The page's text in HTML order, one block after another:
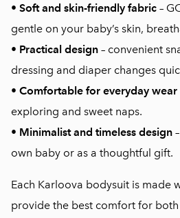
• Soft and skin-friendly fabric –
gentle on your baby’s skin,
• Practical design – convenient
dressing and diaper changes
• Comfortable for everyday wear
exploring and sweet naps.
• Minimalist and timeless design
own baby or as a thoughtful gift.
Each Karloova bodysuit is made
provide the best comfort for